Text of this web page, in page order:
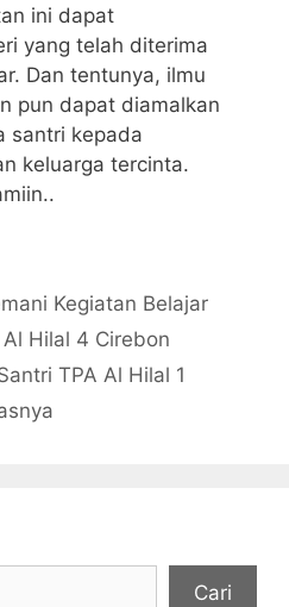
ini dapat
yang telah diterima
Dan tentunya, ilmu
pun dapat diamalkan
santri kepada
keluarga tercinta.
Kegiatan Belajar
Hilal 4 Cirebon
TPA Al Hilal 1
Cari